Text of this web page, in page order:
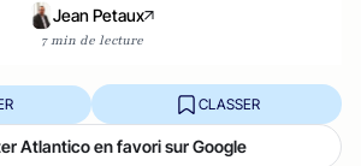
Jean Petaux
7 min de lecture
CLASSER
Atlantico en favori sur Google